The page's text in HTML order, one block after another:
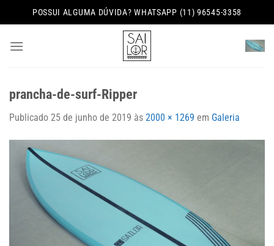
to
POSSUI ALGUMA DÚVIDA? WHATSAPP (11) 96545-3358
prancha-de-surf-Ripper
Publicado 25 de junho de 2019 às 2000 × 1269 em Galeria